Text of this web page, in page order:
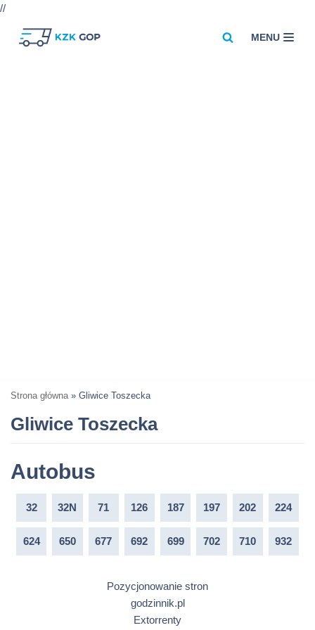
//
MENU
Strona główna » Gliwice Toszecka
Gliwice Toszecka
Autobus
32 32N 71 126 187 197 202 224
624 650 677 692 699 702 710 932
Pozycjonowanie stron
godzinnik.pl
Extorrenty